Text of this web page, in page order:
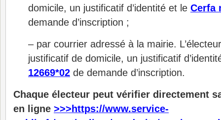
domicile, un justificatif d’identité et le Cerfa
demande d’inscription ;
– par courrier adressé à la mairie.
justificatif de domicile, un justificatif
12669*02 de demande d’inscription.
Chaque électeur peut vérifier directement
en ligne >>>https://www.service-